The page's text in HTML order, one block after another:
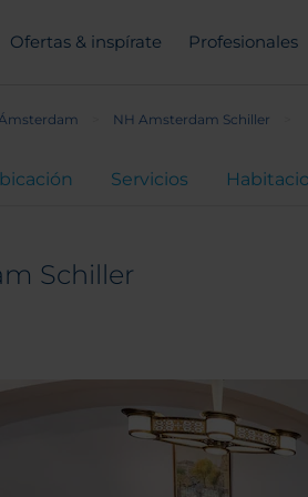
Ofertas & inspírate Profesionales
NH Amsterdam Schiller
Servicios
Schiller